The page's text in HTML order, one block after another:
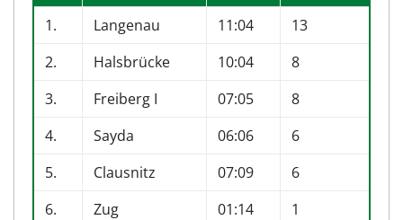
1.
Langenau 11:04
13
2.
Halsbrücke 10:04
8
3.
Freiberg I 07:05
8
4.
Sayda 06:06
6
5.
Clausnitz 07:09
6
6.
Zug 01:14 1